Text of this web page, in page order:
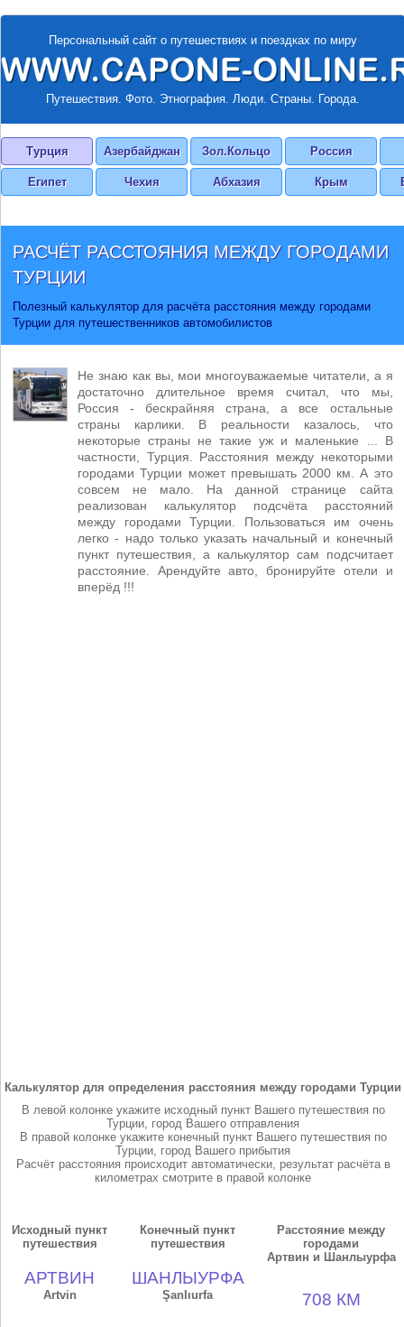
Персональный сайт о путешествиях и поездках по миру
Путешествия. Фото. Этнография. Люди. Страны. Города.
Турция Азербайджан Зол.Кольцо Россия
Египет Чехия Абхазия Крым
РАСЧЁТ РАССТОЯНИЯ МЕЖДУ ГОРОДАМИ
ТУРЦИИ
Полезный калькулятор для расчёта расстояния между городами
Турции для путешественников автомобилистов
Не знаю как вы, мои многоуважаемые читатели, а я
достаточно длительное время считал, что мы,
Россия - бескрайняя страна, а все остальные
страны карлики. В реальности казалось, что
некоторые страны не такие уж и маленькие ... В
частности, Турция. Расстояния между некоторыми
городами Турции может превышать 2000 км. А это
совсем не мало. На данной странице сайта
реализован калькулятор подсчёта расстояний
между городами Турции. Пользоваться им очень
легко - надо только указать начальный и конечный
пункт путешествия, а калькулятор сам подсчитает
расстояние. Арендуйте авто, бронируйте отели и
вперёд !!!
Калькулятор для определения расстояния между городами Турции
В левой колонке укажите исходный пункт Вашего путешествия по
Турции, город Вашего отправления
В правой колонке укажите конечный пункт Вашего путешествия по
Турции, город Вашего прибытия
Расчёт расстояния происходит автоматически, результат расчёта в
километрах смотрите в правой колонке
Исходный пункт
путешествия
АРТВИН
Artvin
Конечный пункт
путешествия
ШАНЛЫУРФА
Şanlıurfa
Расстояние между
городами
Артвин и Шанлыурфа
708 КМ